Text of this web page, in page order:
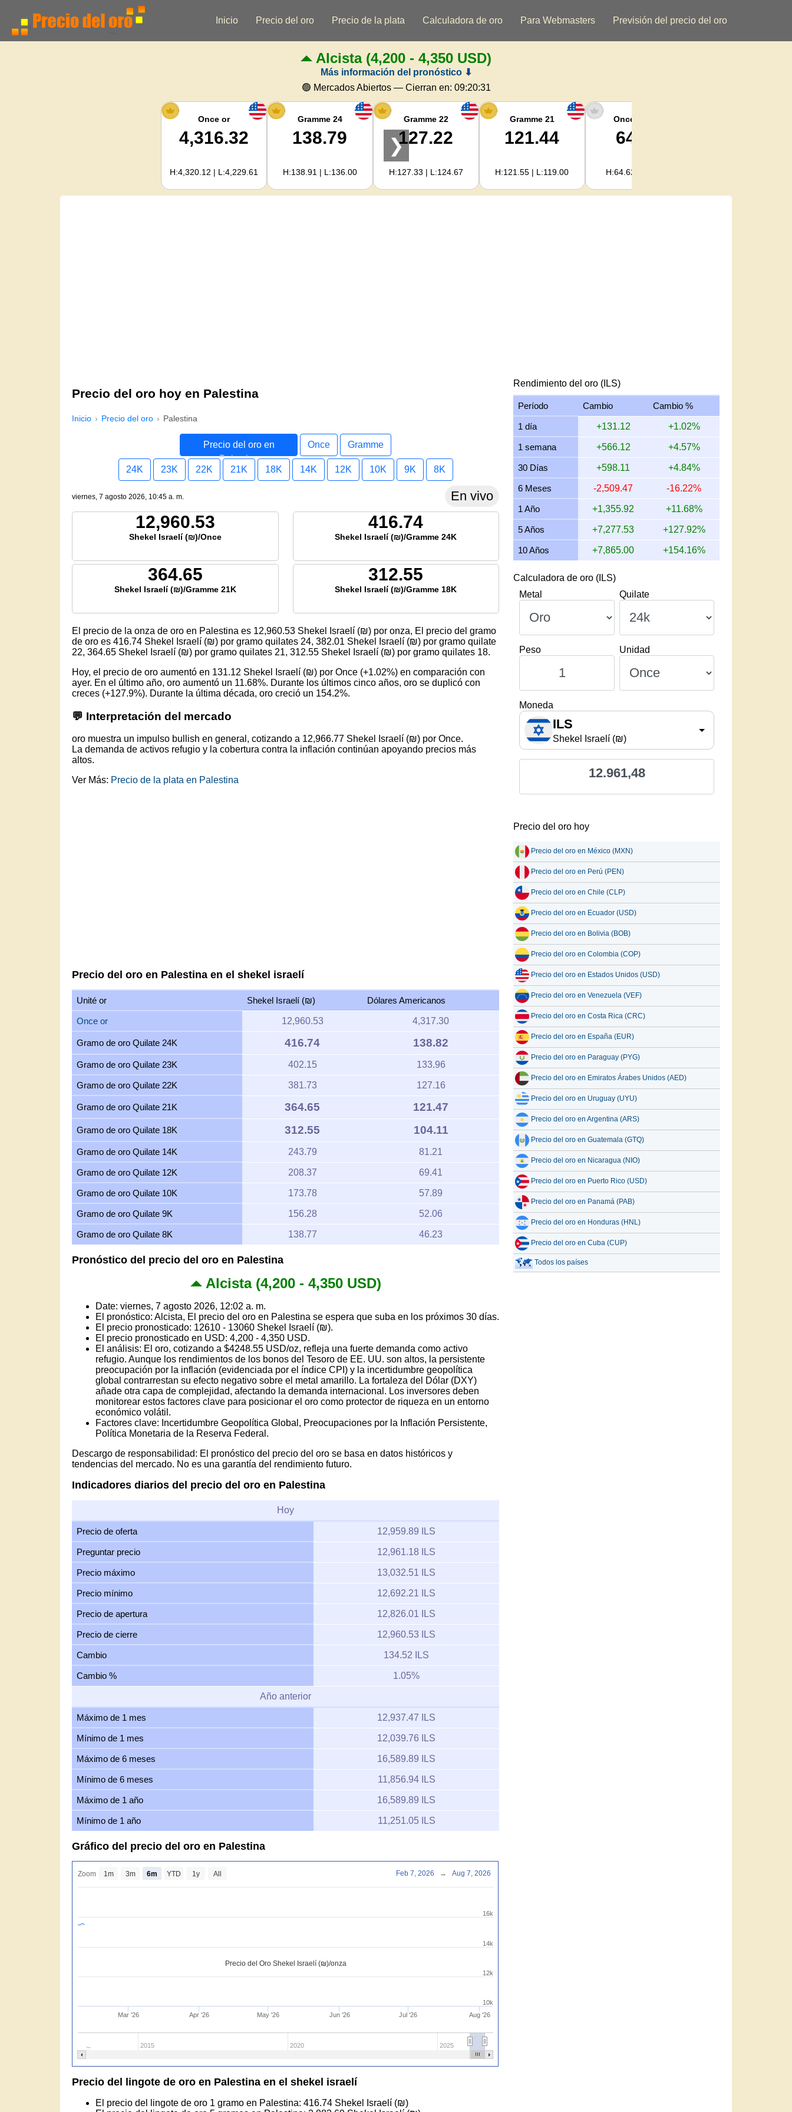
Inicio Precio del oro Precio de la plata Calculadora de oro Para Webmasters Previsión del precio del oro
Alcista(4,200 - 4,350 USD)
Más información del pronóstico ⬇
🟢 Mercados Abiertos — Cierran en: 09:20:30
Once or
4,316.32
H:4,320.12 | L:4,229.61
Gramme 24
138.79
H:138.91 | L:136.00
Gramme 22
127.22
H:127.33 | L:124.67
Gramme 21
121.44
H:121.55 | L:119.00
Once argent
64.35
H:64.62 | L:61.15
❯
Precio del oro hoy en Palestina
Inicio Precio del oro Palestina
Precio del oro en
Palestina
Once Gramme
24K 23K 22K 21K 18K 14K 12K 10K 9K 8K
viernes, 7 agosto 2026, 10:45 a. m. En vivo
12,960.53
Shekel Israelí (₪)/Once
416.74
Shekel Israelí (₪)/Gramme 24K
364.65
Shekel Israelí (₪)/Gramme 21K
312.55
Shekel Israelí (₪)/Gramme 18K
El precio de la onza de oro en Palestina es 12,960.53 Shekel Israelí (₪) por onza, El precio del gramo
de oro es 416.74 Shekel Israelí (₪) por gramo quilates 24, 382.01 Shekel Israelí (₪) por gramo quilate
22, 364.65 Shekel Israelí (₪) por gramo quilates 21, 312.55 Shekel Israelí (₪) por gramo quilates 18.
Hoy, el precio de oro aumentó en 131.12 Shekel Israelí (₪) por Once (+1.02%) en comparación con
ayer. En el último año, oro aumentó un 11.68%. Durante los últimos cinco años, oro se duplicó con
creces (+127.9%). Durante la última década, oro creció un 154.2%.
💬 Interpretación del mercado
oro muestra un impulso bullish en general, cotizando a 12,966.77 Shekel Israelí (₪) por Once.
La demanda de activos refugio y la cobertura contra la inflación continúan apoyando precios más
altos.
Ver Más: Precio de la plata en Palestina
Precio del oro en Palestina en el shekel israelí
Unité or Shekel Israelí (₪) Dólares Americanos
Once or 12,960.53 4,317.30
Gramo de oro Quilate 24K 416.74 138.82
Gramo de oro Quilate 23K 402.15 133.96
Gramo de oro Quilate 22K 381.73 127.16
Gramo de oro Quilate 21K 364.65 121.47
Gramo de oro Quilate 18K 312.55 104.11
Gramo de oro Quilate 14K 243.79 81.21
Gramo de oro Quilate 12K 208.37 69.41
Gramo de oro Quilate 10K 173.78 57.89
Gramo de oro Quilate 9K 156.28 52.06
Gramo de oro Quilate 8K 138.77 46.23
Pronóstico del precio del oro en Palestina
Alcista (4,200 - 4,350 USD)
Date: viernes, 7 agosto 2026, 12:02 a. m.
El pronóstico: Alcista, El precio del oro en Palestina se espera que suba en los próximos 30 días.
El precio pronosticado: 12610 - 13060 Shekel Israelí (₪).
El precio pronosticado en USD: 4,200 - 4,350 USD.
El análisis: El oro, cotizando a $4248.55 USD/oz, refleja una fuerte demanda como activo
refugio. Aunque los rendimientos de los bonos del Tesoro de EE. UU. son altos, la persistente
preocupación por la inflación (evidenciada por el índice CPI) y la incertidumbre geopolítica
global contrarrestan su efecto negativo sobre el metal amarillo. La fortaleza del Dólar (DXY)
añade otra capa de complejidad, afectando la demanda internacional. Los inversores deben
monitorear estos factores clave para posicionar el oro como protector de riqueza en un entorno
económico volátil.
Factores clave: Incertidumbre Geopolítica Global, Preocupaciones por la Inflación Persistente,
Política Monetaria de la Reserva Federal.
Descargo de responsabilidad: El pronóstico del precio del oro se basa en datos históricos y
tendencias del mercado. No es una garantía del rendimiento futuro.
Indicadores diarios del precio del oro en Palestina
Hoy
Precio de oferta 12,959.89 ILS
Preguntar precio 12,961.18 ILS
Precio máximo 13,032.51 ILS
Precio mínimo 12,692.21 ILS
Precio de apertura 12,826.01 ILS
Precio de cierre 12,960.53 ILS
Cambio 134.52 ILS
Cambio % 1.05%
Año anterior
Máximo de 1 mes 12,937.47 ILS
Mínimo de 1 mes 12,039.76 ILS
Máximo de 6 meses 16,589.89 ILS
Mínimo de 6 meses 11,856.94 ILS
Máximo de 1 año 16,589.89 ILS
Mínimo de 1 año 11,251.05 ILS
Gráfico del precio del oro en Palestina
Precio del Oro Shekel Israelí (₪)/onza
Mar '26 Apr '26 May '26 Jun '26 Jul '26 Aug '26
2015 2020 2025
12k
14k
16k
10k
Zoom 1m 3m 6m YTD 1y All Feb 7, 2026 → Aug 7, 2026
Precio del lingote de oro en Palestina en el shekel israelí
El precio del lingote de oro 1 gramo en Palestina: 416.74 Shekel Israelí (₪)
Rendimiento del oro (ILS)
Período Cambio Cambio %
1 día +131.12 +1.02%
1 semana +566.12 +4.57%
30 Días +598.11 +4.84%
6 Meses -2,509.47 -16.22%
1 Año +1,355.92 +11.68%
5 Años +7,277.53 +127.92%
10 Años +7,865.00 +154.16%
Calculadora de oro (ILS)
Metal
Quilate
Peso Unidad
Moneda
ILS
Shekel Israelí (₪)
12.961,48
Precio del oro hoy
Precio del oro en México (MXN)
Precio del oro en Perú (PEN)
Precio del oro en Chile (CLP)
Precio del oro en Ecuador (USD)
Precio del oro en Bolivia (BOB)
Precio del oro en Colombia (COP)
Precio del oro en Estados Unidos (USD)
Precio del oro en Venezuela (VEF)
Precio del oro en Costa Rica (CRC)
Precio del oro en España (EUR)
Precio del oro en Paraguay (PYG)
Precio del oro en Emiratos Árabes Unidos (AED)
Precio del oro en Uruguay (UYU)
Precio del oro en Argentina (ARS)
Precio del oro en Guatemala (GTQ)
Precio del oro en Nicaragua (NIO)
Precio del oro en Puerto Rico (USD)
Precio del oro en Panamá (PAB)
Precio del oro en Honduras (HNL)
Precio del oro en Cuba (CUP)
Todos los países